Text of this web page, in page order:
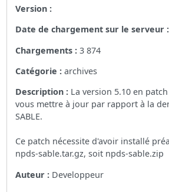
Version :
Date de chargement sur le serveur :
Chargements : 3 874
Catégorie : archives
Description : La version 5.10 en
vous mettre à jour par rapport à la
SABLE.
Ce patch nécessite d'avoir installé
npds-sable.tar.gz, soit npds-sable.zip
Auteur : Developpeur